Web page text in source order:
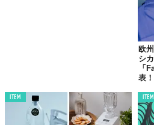
TABI
この世界は、もっと
欧
シ
「
表！
ITEM ITEM